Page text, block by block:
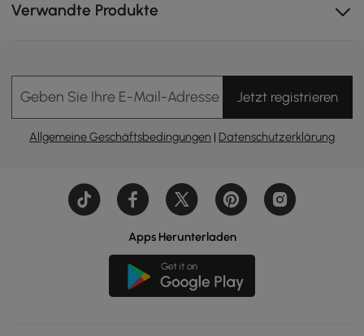
Verwandte Produkte
Geben Sie Ihre E-Mail-Adresse EinJetzt registrieren
Allgemeine Geschäftsbedingungen | Datenschutzerklärung
Apps Herunterladen